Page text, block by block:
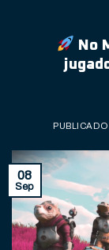
No
PUBLICADO
08
Sep